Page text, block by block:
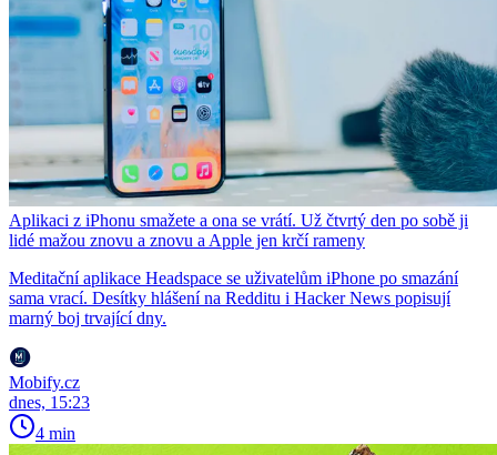
Aplikaci z iPhonu smažete a ona se vrátí. Už čtvrtý den po sobě ji
lidé mažou znovu a znovu a Apple jen krčí rameny
Meditační aplikace Headspace se uživatelům iPhone po smazání
sama vrací. Desítky hlášení na Redditu i Hacker News popisují
marný boj trvající dny.
Mobify.cz
dnes, 15:23
4 min